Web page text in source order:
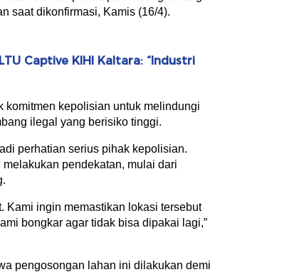
saat dikonfirmasi, Kamis (16/4).
Captive KIHI Kaltara: “Industri
komitmen kepolisian untuk melindungi
ilegal yang berisiko tinggi.
perhatian serius pihak kepolisian.
pendekatan, mulai dari
Kami ingin memastikan lokasi tersebut
bongkar agar tidak bisa dipakai lagi,”
pengosongan lahan ini dilakukan demi